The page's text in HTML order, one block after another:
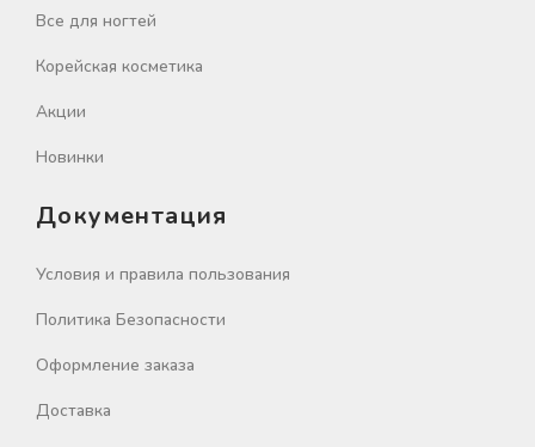
Все для ногтей
Корейская косметика
Акции
Новинки
Документация
Условия и правила пользования
Политика Безопасности
Оформление заказа
Доставка